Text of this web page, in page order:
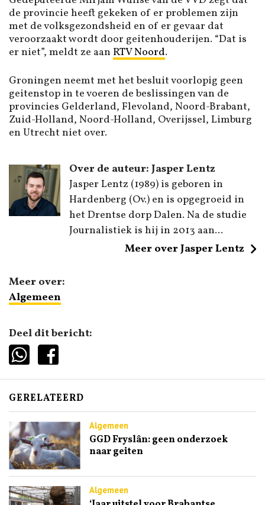
de provincie heeft gekeken of er problemen zijn
met de volksgezondsheid en of er gevaar dat
veroorzaakt wordt door geitenhouderijen. “Dat is
er niet”, meldt ze aan RTV Noord.
Groningen neemt met het besluit voorlopig geen
geitenstop in te voeren de beslissingen van de
provincies Gelderland, Flevoland, Noord-Brabant,
Zuid-Holland, Noord-Holland, Overijssel, Limburg
en Utrecht niet over.
Over de auteur: Jasper Lentz
Jasper Lentz (1989) is geboren in
Hardenberg (Ov.) en is opgegroeid in
het Drentse dorp Dalen. Na de studie
Journalistiek is hij in 2013 aan...
Meer over Jasper Lentz
Meer over:
Algemeen
Deel dit bericht:
GERELATEERD
Algemeen
GGD Fryslân: geen onderzoek
naar geiten
Algemeen